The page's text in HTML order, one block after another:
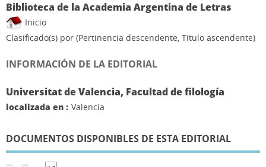
Biblioteca de la Academia Argentina de Letras
Inicio
Clasificado(s) por (Pertinencia descendente, Título ascendente)
INFORMACIÓN DE LA EDITORIAL
Universitat de Valencia, Facultad de filología
localizada en : Valencia
DOCUMENTOS DISPONIBLES DE ESTA EDITORIAL